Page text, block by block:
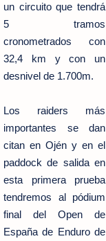
un circuito que tendrá
5 tramos
cronometrados con
32,4 km y con un
desnivel de 1.700m.
Los raiders más
importantes se dan
citan en Ojén y en el
paddock de salida en
esta primera prueba
tendremos al pódium
final del Open de
España de Enduro de